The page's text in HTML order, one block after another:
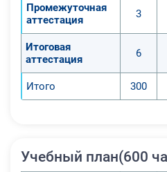
Промежуточная
аттестация
3
Итоговая
аттестация
6
Итого 300
Учебный план(600